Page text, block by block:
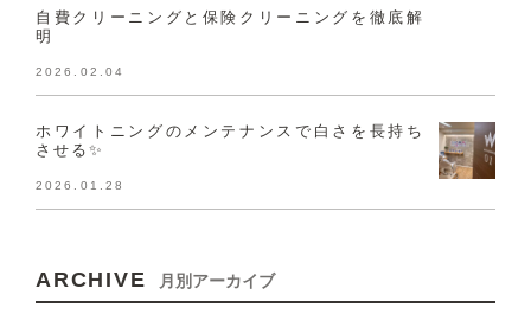
自費クリーニングと保険クリーニングを徹底解
明
2026.02.04
ホワイトニングのメンテナンスで白さを長持ち
させる✨
2026.01.28
ARCHIVE 月別アーカイブ